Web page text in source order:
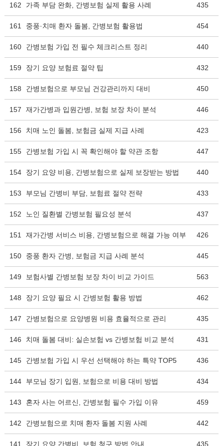
162 가족 부담 완화, 간병보험 실제 활용 사례 435
161 중풍·치매 환자 돌봄, 간병보험 활용법 454
160 간병보험 가입 전 필수 체크리스트 정리 440
159 장기 요양 보험료 절약 팁 432
158 간병보험으로 부모님 건강관리까지 대비 450
157 재가간병과 입원간병, 보험 보장 차이 분석 446
156 치매 노인 돌봄, 보험금 실제 지급 사례 423
155 간병보험 가입 시 꼭 확인해야 할 약관 조항 447
154 장기 요양 비용, 간병보험으로 실제 보장받는 방법 440
153 부모님 간병비 부담, 보험료 절약 전략 433
152 노인 질환별 간병보험 필요성 분석 437
151 재가간병 서비스 비용, 간병보험으로 해결 가능 여부 426
150 중풍 환자 간병, 보험금 지급 사례 분석 445
149 보험사별 간병보험 보장 차이 비교 가이드 563
148 장기 요양 필요 시 간병보험 활용 방법 462
147 간병보험으로 요양병원 비용 효율적으로 관리 435
146 치매 돌봄 대비: 실손보험 vs 간병보험 비교 분석 431
145 간병보험 가입 시 우선 선택해야 하는 특약 TOP5 436
144 부모님 장기 입원, 보험으로 비용 대비 방법 434
143 혼자 사는 어르신, 간병보험 필수 가입 이유 459
142 간병보험으로 치매 환자 돌봄 지원 사례 442
141 장기 요양 간병비, 보험 청구 방법 안내 435